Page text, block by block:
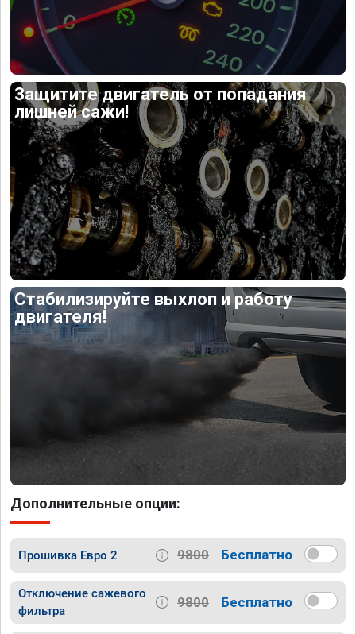
Защитите двигатель от попадания
лишней сажи!
Стабилизируйте выхлоп и работу
двигателя!
Дополнительные опции:
Прошивка Евро 2 9800 Бесплатно
Отключение сажевого
фильтра
9800 Бесплатно